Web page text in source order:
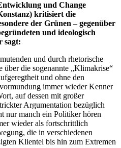
und Change
kritisiert die
der Grünen – gegenüber
und ideologisch
sagt:
und durch rhetorische
über die sogenannte „Klimakrise“
und ohne den
immer wieder Kenner
auf dessen mit großer
Argumentation bezüglich
nur manch ein Politiker hören
wieder als fortschrittlich
die in verschiedenen
Klientel bis hin zum Extremen